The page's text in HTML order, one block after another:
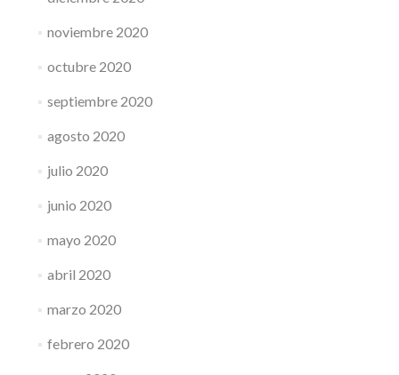
noviembre 2020
octubre 2020
septiembre 2020
agosto 2020
julio 2020
junio 2020
mayo 2020
abril 2020
marzo 2020
febrero 2020